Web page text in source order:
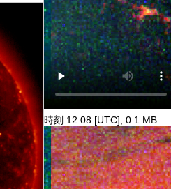
時刻 12:08 [UTC], 0.1 MB